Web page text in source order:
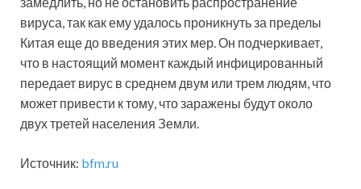
вируса, так как ему удалось проникнуть за пределы
Китая еще до введения этих мер. Он подчеркивает,
что в настоящий момент каждый инфицированный
передает вирус в среднем двум или трем людям, что
может привести к тому, что заражены будут около
двух третей населения Земли.
Источник: bfm.ru